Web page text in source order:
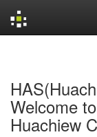
Welcome
Huachiew